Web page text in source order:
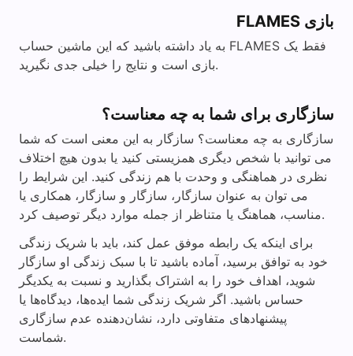
بازی FLAMES
به یاد داشته باشید که این ماشین حساب FLAMES فقط یک
بازی است و نتایج را خیلی جدی نگیرید.
سازگاری برای شما به چه معناست؟
سازگاری به چه معناست؟ سازگار به این معنی است که شما
می توانید با شخص دیگری همزیستی کنید یا بدون هیچ اختلاف
نظری در هماهنگی و وحدت با هم زندگی کنید. این شرایط را
می توان به عنوان سازگار، سازگار و سازگار، همکاری یا
مناسب، هماهنگ یا متناظر از جمله موارد دیگر توصیف کرد.
برای اینکه یک رابطه موفق عمل کند، باید با شریک زندگی
خود به توافق برسید، آماده باشید تا با سبک زندگی او سازگار
شوید، اهداف خود را به اشتراک بگذارید و نسبت به یکدیگر
حساس باشید. اگر شریک زندگی شما ایده‌ها، دیدگاه‌ها یا
پیشنهادهای متفاوتی دارد، نشان‌دهنده عدم سازگاری
شماست.